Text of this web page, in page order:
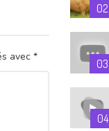
avec *
02
03
04